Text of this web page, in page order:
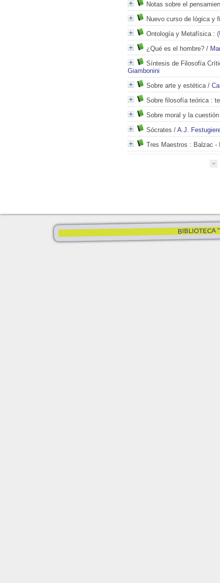
Notas sobre el
Nuevo curso de lógica y
Ontología y Metafísica:
¿Qué es el hombre? /
Síntesis de Filosofía
Giambonini
Sobre arte y estética/
Sobre filosofía teórica:
Sobre moral y la
Sócrates / A.J.
Tres Maestros : Balzac -
BIBLIOTECA